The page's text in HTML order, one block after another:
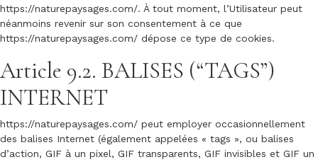
https://naturepaysages.com/. À tout moment, l’Utilisateur peut
néanmoins revenir sur son consentement à ce que
https://naturepaysages.com/ dépose ce type de cookies.
Article 9.2. BALISES (“TAGS”)
INTERNET
https://naturepaysages.com/ peut employer occasionnellement
des balises Internet (également appelées « tags », ou balises
d’action, GIF à un pixel, GIF transparents, GIF invisibles et GIF un